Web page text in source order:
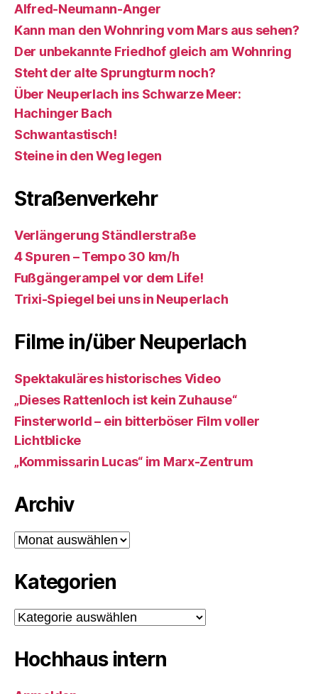
Alfred-Neumann-Anger
Kann man den Wohnring vom Mars aus sehen?
Der unbekannte Friedhof gleich am Wohnring
Steht der alte Sprungturm noch?
Über Neuperlach ins Schwarze Meer:
Hachinger Bach
Schwantastisch!
Steine in den Weg legen
Straßenverkehr
Verlängerung Ständlerstraße
4 Spuren – Tempo 30 km/h
Fußgängerampel vor dem Life!
Trixi-Spiegel bei uns in Neuperlach
Filme in/über Neuperlach
Spektakuläres historisches Video
„Dieses Rattenloch ist kein Zuhause“
Finsterworld – ein bitterböser Film voller
Lichtblicke
„Kommissarin Lucas“ im Marx-Zentrum
Archiv
Archiv
Kategorien
Kategorien
Hochhaus intern